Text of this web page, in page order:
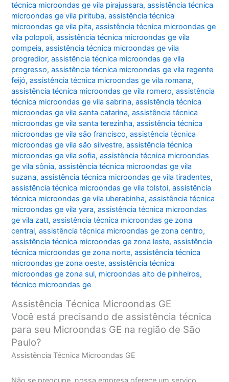
técnica microondas ge vila pirajussara,assistência técnica
microondas ge vila pirituba,assistência técnica
microondas ge vila pita,assistência técnica microondas ge
vila polopoli,assistência técnica microondas ge vila
pompeia,assistência técnica microondas ge vila
progredior,assistência técnica microondas ge vila
progresso,assistência técnica microondas ge vila regente
feijó,assistência técnica microondas ge vila romana,
assistência técnica microondas ge vila romero,assistência
técnica microondas ge vila sabrina,assistência técnica
microondas ge vila santa catarina,assistência técnica
microondas ge vila santa terezinha,assistência técnica
microondas ge vila são francisco,assistência técnica
microondas ge vila são silvestre,assistência técnica
microondas ge vila sofia,assistência técnica microondas
ge vila sônia,assistência técnica microondas ge vila
suzana,assistência técnica microondas ge vila tiradentes,
assistência técnica microondas ge vila tolstoi,assistência
técnica microondas ge vila uberabinha,assistência técnica
microondas ge vila yara,assistência técnica microondas
ge vila zatt,assistência técnica microondas ge zona
central,assistência técnica microondas ge zona centro,
assistência técnica microondas ge zona leste,assistência
técnica microondas ge zona norte,assistência técnica
microondas ge zona oeste,assistência técnica
microondas ge zona sul, microondas alto de pinheiros,
técnico microondas ge
Assistência Técnica Microondas GE
Você está precisando de assistência técnica
para seu Microondas GE na região de São
Paulo?
Assistência Técnica Microondas GE